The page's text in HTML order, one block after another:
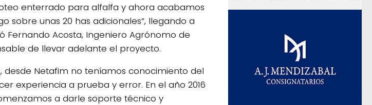
enterrado para alfalfa y ahora acabamos
sobre unas 20 has adicionales”, llegando a
Fernando Acosta, Ingeniero Agrónomo de
de llevar adelante el proyecto.
desde Netafim no teníamos conocimiento del
experiencia a prueba y error. En el año 2016
a darle soporte técnico y